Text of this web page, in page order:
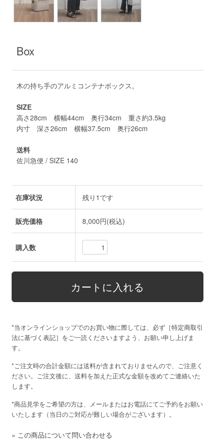
Box
木の持ち手のアルミコンテナボックス。
SIZE
高さ28cm 横幅44cm 奥行34cm 重さ約3.5kg
内寸 深さ26cm 横幅37.5cm 奥行26cm
送料
佐川急便 / SIZE 140
在庫状況 残り1です
販売価格 8,000円(税込)
購入数
*当オンラインショップでのお買い物に際しては、必ず［特定商取引
法に基づく表記］をご一読くださいますよう、お願い申し上げま
す。
*ご注文時の合計金額には送料が含まれておりませんので、ご注意く
ださい。ご注文後に、送料を加えた正式な金額を改めてご連絡いた
します。
*商品見学をご希望の方は、メールまたはお電話にてご予約をお願い
いたします（当日のご対応が難しい場合がございます）。
» この商品について問い合わせる